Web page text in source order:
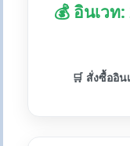
💰 อินเว
🛒 สั่งซื้ออิน